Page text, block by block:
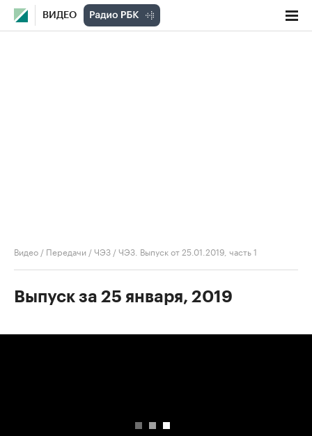
ВИДЕО
Видео / Передачи /ЧЭЗ /ЧЭЗ. Выпуск от 25.01.2019, часть 1
Выпуск за 25 января, 2019